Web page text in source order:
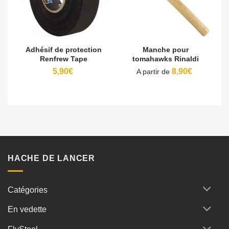
Adhésif de protection
Renfrew Tape
5,90€
Manche pour
tomahawks Rinaldi
A partir de 8,90€
HACHE DE LANCER
Catégories
En vedette